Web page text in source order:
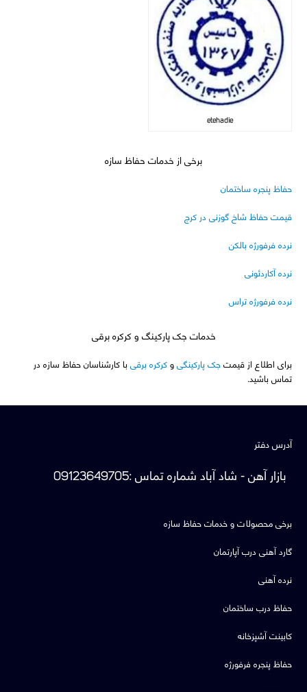
etehadie
برخی از خدمات حفاظ سازه
حفاظ پنجره ساختمان
قیمت حفاظ شاخ گوزنی در کرج
نرده فرفورژه بالکن
نرده آکاردئونی
نرده فرفورژه تراس
خدمات جک پارکینگ و کرکره برقی
برای اطلاع از قیمتجک پارکینگیوکرکره برقی با کارشناسان حفاظ سازه در
تماس باشید.
آدرس دفتر
بازار آهن - شاد آبادشماره تماس:
09123649705
برخی محصولات و خدمات حفاظ سازه
گارد آهنی درب آپارتمان
نرده آهنی
حفاظ درب ساختمان
کابینت آشپزخانه
حفاظ پنجره فرفورژه